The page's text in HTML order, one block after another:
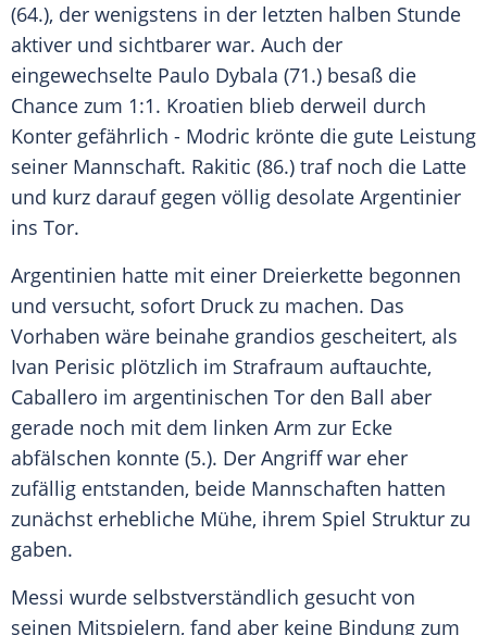
(64.), der wenigstens in der letzten halben Stunde
aktiver und sichtbarer war. Auch der
eingewechselte Paulo Dybala (71.) besaß die
Chance zum 1:1. Kroatien blieb derweil durch
Konter gefährlich - Modric krönte die gute Leistung
seiner Mannschaft. Rakitic (86.) traf noch die Latte
und kurz darauf gegen völlig desolate Argentinier
ins Tor.
Argentinien hatte mit einer Dreierkette begonnen
und versucht, sofort Druck zu machen. Das
Vorhaben wäre beinahe grandios gescheitert, als
Ivan Perisic plötzlich im Strafraum auftauchte,
Caballero im argentinischen Tor den Ball aber
gerade noch mit dem linken Arm zur Ecke
abfälschen konnte (5.). Der Angriff war eher
zufällig entstanden, beide Mannschaften hatten
zunächst erhebliche Mühe, ihrem Spiel Struktur zu
gaben.
Messi wurde selbstverständlich gesucht von
seinen Mitspielern, fand aber keine Bindung zum